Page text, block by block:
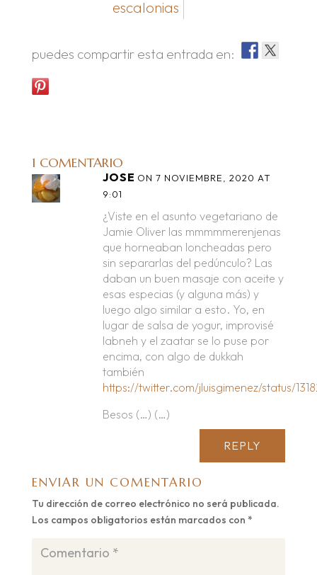
escalonias
puedes compartir esta entrada en:
1 COMENTARIO
JOSE ON 7 NOVIEMBRE, 2020 AT
9:01
¿Viste en el asunto vegetariano de
Jamie Oliver las mmmmmerenjenas
que horneaban loncheadas pero
sin separarlas del pedúnculo? Las
daban un buen masaje con aceite y
esas especias (y alguna más) y
luego algo similar a esto. Yo, en
lugar de salsa de yogur, improvisé
labneh y el zaatar se lo puse por
encima, con algo de dukkah
también
https://twitter.com/jluisgimenez/status/
Besos (…) (…)
REPLY
ENVIAR UN COMENTARIO
Tu dirección de correo electrónico no será publicada.
Los campos obligatorios están marcados con *